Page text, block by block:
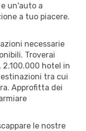
un'auto a
a tuo piacere.
necessarie
Troverai
hotel in
tra cui
Approfitta dei
le nostre